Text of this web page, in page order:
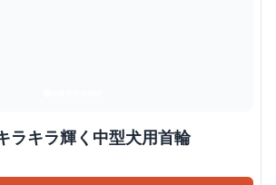
ット用首輪 キラキラ輝く中型犬用首輪